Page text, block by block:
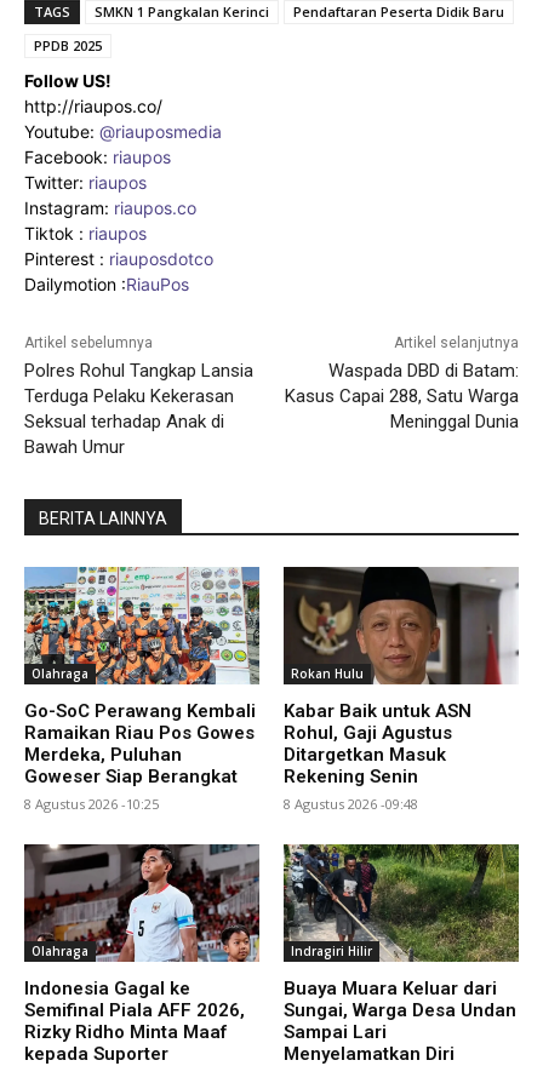
TAGS SMKN 1 Pangkalan Kerinci
Pendaftaran Peserta Didik Baru
PPDB 2025
Follow US!
http://riaupos.co/
Youtube: @riauposmedia
Facebook: riaupos
Twitter: riaupos
Instagram: riaupos.co
Tiktok : riaupos
Pinterest : riauposdotco
Dailymotion :RiauPos
Artikel sebelumnya
Polres Rohul Tangkap Lansia
Terduga Pelaku Kekerasan
Seksual terhadap Anak di
Bawah Umur
Artikel selanjutnya
Waspada DBD di Batam:
Kasus Capai 288, Satu Warga
Meninggal Dunia
BERITA LAINNYA
Olahraga
Go-SoC Perawang Kembali
Ramaikan Riau Pos Gowes
Merdeka, Puluhan
Goweser Siap Berangkat
8 Agustus 2026 -10:25
Rokan Hulu
Kabar Baik untuk ASN
Rohul, Gaji Agustus
Ditargetkan Masuk
Rekening Senin
8 Agustus 2026 -09:48
Olahraga
Indonesia Gagal ke
Semifinal Piala AFF 2026,
Rizky Ridho Minta Maaf
kepada Suporter
Indragiri Hilir
Buaya Muara Keluar dari
Sungai, Warga Desa Undan
Sampai Lari
Menyelamatkan Diri